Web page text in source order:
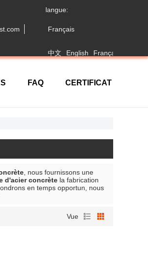
langue:
Français
中文 English Français
FAQ CERTIFICAT
, nous fournissons une
d'acier concrète la fabrication
en temps opportun, nous
Vue